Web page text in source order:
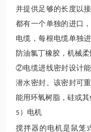
并提供足够的长度以
都有一个单独的进口
电缆，每根电缆单独
防油氯丁橡胶，机械
②电缆进线密封设计
潜水密封。该密封可
能用环氧树脂，硅或其
5 ）电机
搅拌器的电机是鼠笼